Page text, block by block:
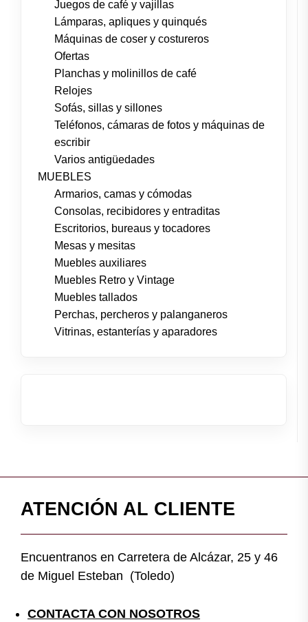
Juegos de café y vajillas
Lámparas, apliques y quinqués
Máquinas de coser y costureros
Ofertas
Planchas y molinillos de café
Relojes
Sofás, sillas y sillones
Teléfonos, cámaras de fotos y máquinas de
escribir
Varios antigüedades
MUEBLES
Armarios, camas y cómodas
Consolas, recibidores y entraditas
Escritorios, bureaus y tocadores
Mesas y mesitas
Muebles auxiliares
Muebles Retro y Vintage
Muebles tallados
Perchas, percheros y palanganeros
Vitrinas, estanterías y aparadores
ATENCIÓN AL CLIENTE
Encuentranos en Carretera de Alcázar, 25 y 46
de Miguel Esteban (Toledo)
CONTACTA CON NOSOTROS